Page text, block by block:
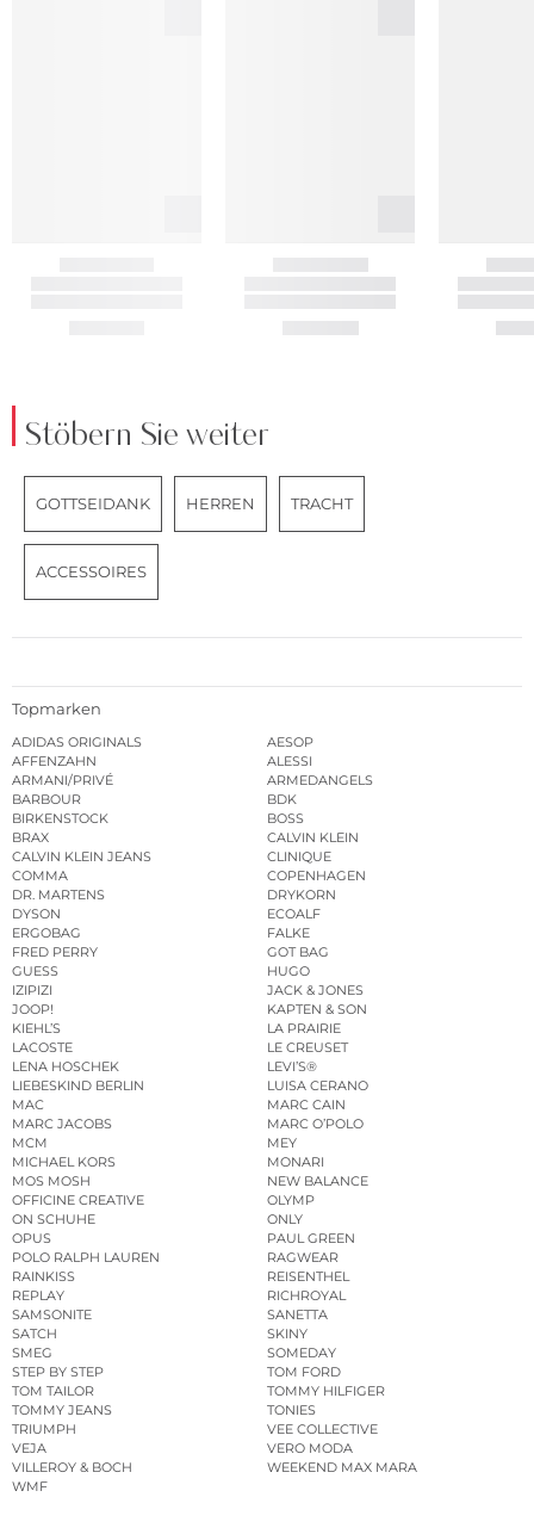
Stöbern Sie weiter
GOTTSEIDANK HERREN TRACHT
ACCESSOIRES
Topmarken
ADIDAS ORIGINALS
AESOP
AFFENZAHN
ALESSI
ARMANI/PRIVÉ
ARMEDANGELS
BARBOUR
BDK
BIRKENSTOCK
BOSS
BRAX
CALVIN KLEIN
CALVIN KLEIN JEANS
CLINIQUE
COMMA
COPENHAGEN
DR. MARTENS
DRYKORN
DYSON
ECOALF
ERGOBAG
FALKE
FRED PERRY
GOT BAG
GUESS
HUGO
IZIPIZI
JACK & JONES
JOOP!
KAPTEN & SON
KIEHL’S
LA PRAIRIE
LACOSTE
LE CREUSET
LENA HOSCHEK
LEVI’S®
LIEBESKIND BERLIN
LUISA CERANO
MAC
MARC CAIN
MARC JACOBS
MARC O’POLO
MCM
MEY
MICHAEL KORS
MONARI
MOS MOSH
NEW BALANCE
OFFICINE CREATIVE
OLYMP
ON SCHUHE
ONLY
OPUS
PAUL GREEN
POLO RALPH LAUREN
RAGWEAR
RAINKISS
REISENTHEL
REPLAY
RICHROYAL
SAMSONITE
SANETTA
SATCH
SKINY
SMEG
SOMEDAY
STEP BY STEP
TOM FORD
TOM TAILOR
TOMMY HILFIGER
TOMMY JEANS
TONIES
TRIUMPH
VEE COLLECTIVE
VEJA
VERO MODA
VILLEROY & BOCH
WEEKEND MAX MARA
WMF